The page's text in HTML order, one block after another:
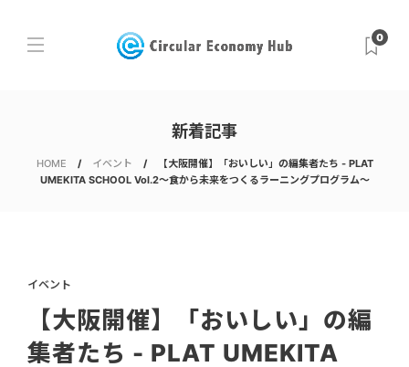
0
新着記事
HOME イベント
【大阪開催】「おいしい」の編集者たち - PLAT
UMEKITA SCHOOL Vol.2～食から未来をつくるラーニングプログラム～
イベント
【大阪開催】「おいしい」の編
集者たち - PLAT UMEKITA